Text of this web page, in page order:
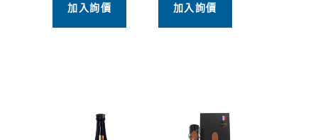
加入詢價 加入詢價